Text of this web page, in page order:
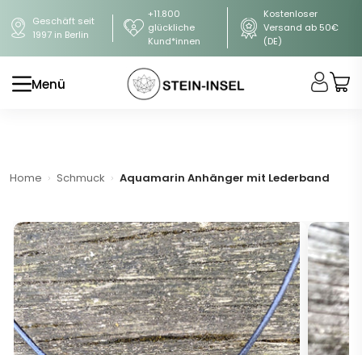
Geschäft seit
1997 in Berlin
+11.800
glückliche
Kund*innen
Kostenloser
Versand ab 50€
(DE)
Menü
Home Schmuck Aquamarin Anhänger mit Lederband